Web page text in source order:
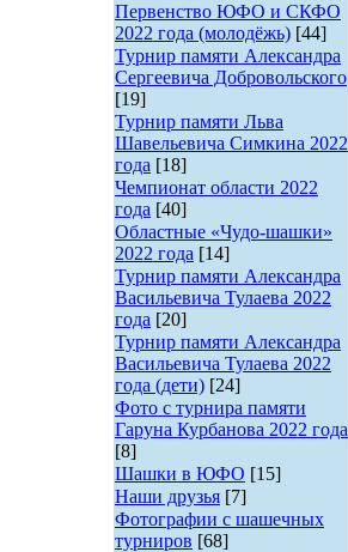
Первенство ЮФО и СКФО
2022 года (молодёжь) [44]
Турнир памяти Александра
Сергеевича Добровольского
[19]
Турнир памяти Льва
Шавельевича Симкина 2022
года [18]
Чемпионат области 2022
года [40]
Областные «Чудо-шашки»
2022 года [14]
Турнир памяти Александра
Васильевича Тулаева 2022
года [20]
Турнир памяти Александра
Васильевича Тулаева 2022
года (дети) [24]
Фото с турнира памяти
Гаруна Курбанова 2022 года
[8]
Шашки в ЮФО [15]
Наши друзья [7]
Фотографии с шашечных
турниров [68]